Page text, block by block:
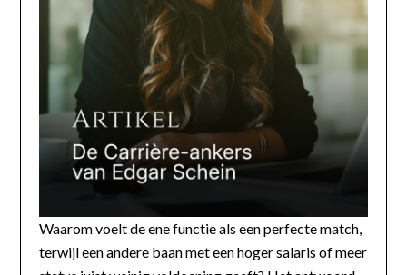
Waarom voelt de ene functie als een perfecte match,
terwijl een andere baan met een hoger salaris of meer